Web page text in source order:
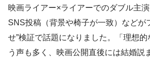
映画ライアー×ライアーでのダブル主
SNS投稿（背景や椅子が一致）などが
せ”検証で話題になりました。「理想
う声も多く、映画公開直後には結婚説